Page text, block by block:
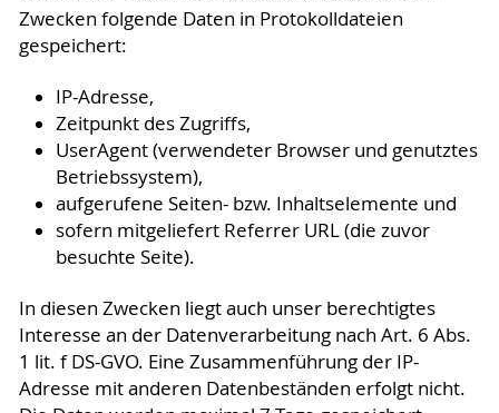
Zwecken folgende Daten in Protokolldateien
gespeichert:
IP-Adresse,
Zeitpunkt des Zugriffs,
UserAgent (verwendeter Browser und genutztes
Betriebssystem),
aufgerufene Seiten- bzw. Inhaltselemente und
sofern mitgeliefert Referrer URL (die zuvor
besuchte Seite).
In diesen Zwecken liegt auch unser berechtigtes
Interesse an der Datenverarbeitung nach Art. 6 Abs.
1 lit. f DS-GVO. Eine Zusammenführung der IP-
Adresse mit anderen Datenbeständen erfolgt nicht.